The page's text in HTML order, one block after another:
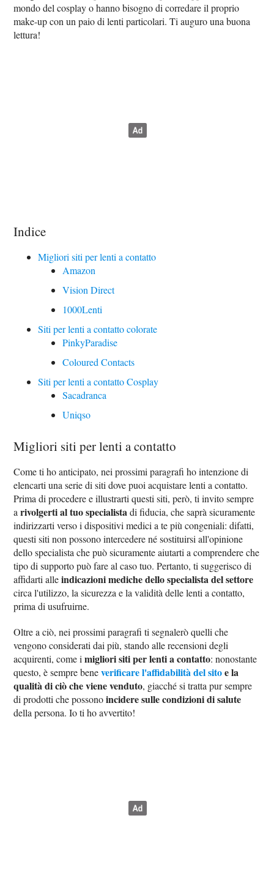
mondo del cosplay o hanno bisogno di corredare il proprio
make-up con un paio di lenti particolari. Ti auguro una buona
lettura!
Indice
Migliori siti per lenti a contatto
Amazon
Vision Direct
1000Lenti
Siti per lenti a contatto colorate
PinkyParadise
Coloured Contacts
Siti per lenti a contatto Cosplay
Sacadranca
Uniqso
Migliori siti per lenti a contatto
Come ti ho anticipato, nei prossimi paragrafi ho intenzione di
elencarti una serie di siti dove puoi acquistare lenti a contatto.
Prima di procedere e illustrarti questi siti, però, ti invito sempre
arivolgerti al tuo specialistadi fiducia, che saprà sicuramente
indirizzarti verso i dispositivi medici a te più congeniali: difatti,
questi siti non possono intercedere né sostituirsi all'opinione
dello specialista che può sicuramente aiutarti a comprendere che
tipo di supporto può fare al caso tuo. Pertanto, ti suggerisco di
affidarti alleindicazioni mediche dello specialista del settore
circa l'utilizzo, la sicurezza e la validità delle lenti a contatto,
prima di usufruirne.
Oltre a ciò, nei prossimi paragrafi ti segnalerò quelli che
vengono considerati dai più, stando alle recensioni degli
acquirenti, come imigliori siti per lenti a contatto: nonostante
questo, è sempre beneverificare l'affidabilità del sitoe la
qualità di ciò che viene venduto, giacché si tratta pur sempre
di prodotti che possonoincidere sulle condizioni di salute
della persona. Io ti ho avvertito!